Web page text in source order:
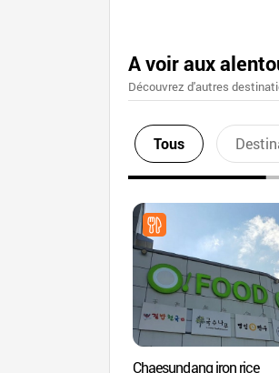
A voir aux
Découvrez d'autres
Tous
Chaesundang iron rice